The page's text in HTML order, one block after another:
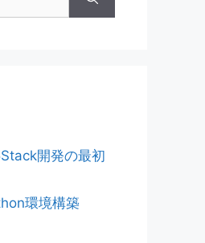
開発の最初
環境構築